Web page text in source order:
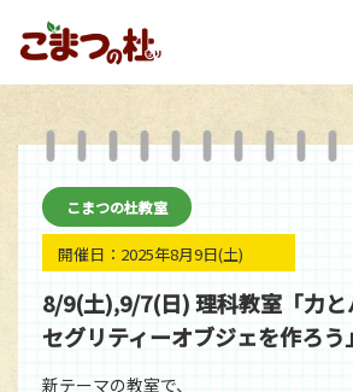
こまつの杜教室
開催日： 2025年8月9日(土)
8/9(土),9/7(日) 理科教室「力と
セグリティーオブジェを作ろう」
新テーマの教室で、